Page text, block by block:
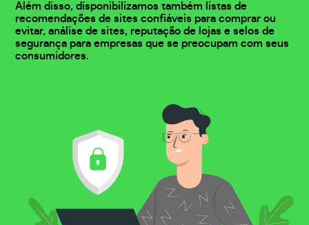
Além disso, disponibilizamos também listas de
recomendações de sites confiáveis para comprar ou
evitar, análise de sites, reputação de lojas e selos de
segurança para empresas que se preocupam com seus
consumidores.